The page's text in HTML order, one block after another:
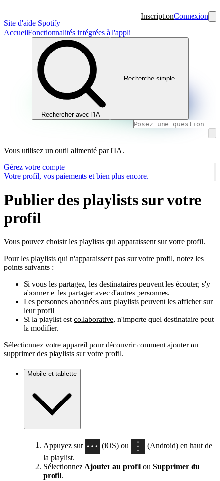
Site d'aide Spotify
InscriptionConnexion
AccueilFonctionnalités intégrées à l'appli
Rechercher avec l'IA
Recherche simple
Vous utilisez un outil alimenté par l'IA.
Gérez votre compte
Votre profil, vos paiements et bien plus encore.
Publier des playlists sur votre
profil
Vous pouvez choisir les playlists qui apparaissent sur votre profil.
Pour les playlists qui n'apparaissent pas sur votre profil, notez les
points suivants :
Si vous les partagez, les destinataires peuvent les écouter, s'y
abonner et les partageravec d'autres personnes.
Les personnes abonnées aux playlists peuvent les afficher sur
leur profil.
Si la playlist est collaborative, n'importe quel destinataire peut
la modifier.
Sélectionnez votre appareil pour découvrir comment ajouter ou
supprimer des playlists sur votre profil.
Mobile et tablette
Appuyez sur (iOS) ou
(Android) en haut de
la playlist.
Sélectionnez Ajouter au profil ou Supprimer du
profil.